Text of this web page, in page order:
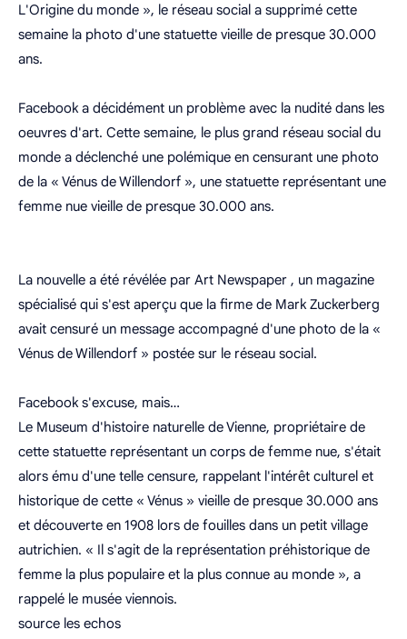
L'Origine du monde », le réseau social a supprimé cette
semaine la photo d'une statuette vieille de presque 30.000
ans.
Facebook a décidément un problème avec la nudité dans les
oeuvres d'art. Cette semaine, le plus grand réseau social du
monde a déclenché une polémique en censurant une photo
de la « Vénus de Willendorf », une statuette représentant une
femme nue vieille de presque 30.000 ans.
La nouvelle a été révélée par Art Newspaper , un magazine
spécialisé qui s'est aperçu que la firme de Mark Zuckerberg
avait censuré un message accompagné d'une photo de la «
Vénus de Willendorf » postée sur le réseau social.
Facebook s'excuse, mais…
Le Museum d'histoire naturelle de Vienne, propriétaire de
cette statuette représentant un corps de femme nue, s'était
alors ému d'une telle censure, rappelant l'intérêt culturel et
historique de cette « Vénus » vieille de presque 30.000 ans
et découverte en 1908 lors de fouilles dans un petit village
autrichien. « Il s'agit de la représentation préhistorique de
femme la plus populaire et la plus connue au monde », a
rappelé le musée viennois.
source les echos